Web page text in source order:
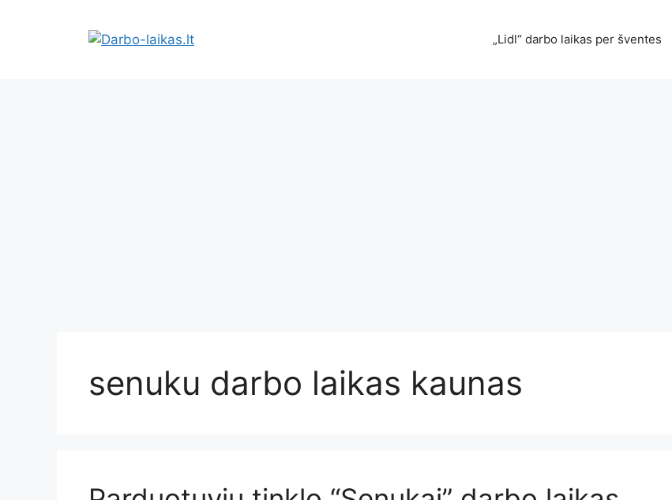
„Lidl“ darbo laikas per šventes
senuku darbo laikas kaunas